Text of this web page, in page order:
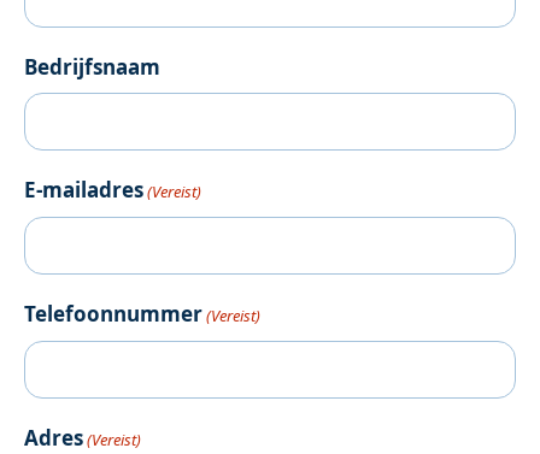
Bedrijfsnaam
E-mailadres(Vereist)
Telefoonnummer(Vereist)
Adres(Vereist)